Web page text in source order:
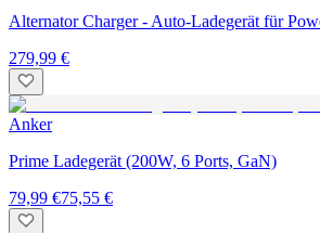
Alternator Charger - Auto-Ladegerät für
279,99 €
Anker
Prime Ladegerät (200W, 6 Ports, GaN)
79,99 €75,55 €